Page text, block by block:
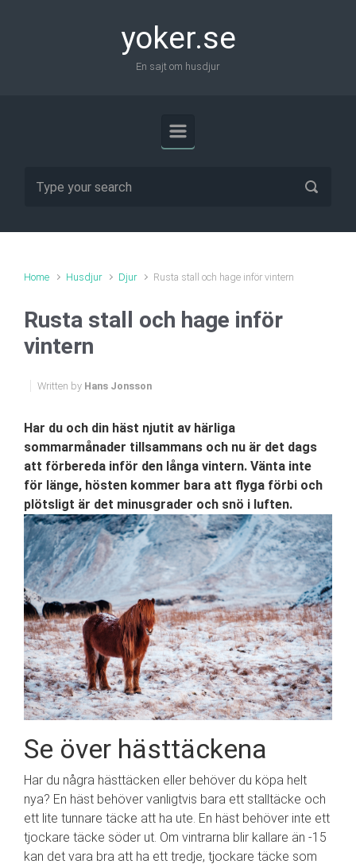
yoker.se
En sajt om husdjur
Home Husdjur Djur Rusta stall och hage inför vintern
Rusta stall och hage inför
vintern
Written by Hans Jonsson
Har du och din häst njutit av härliga
sommarmånader tillsammans och nu är det dags
att förbereda inför den långa vintern. Vänta inte
för länge, hösten kommer bara att flyga förbi och
plötsligt är det minusgrader och snö i luften.
Se över hästtäckena
Har du några hästtäcken eller behöver du köpa helt
nya? En häst behöver vanligtvis bara ett stalltäcke och
ett lite tunnare täcke att ha ute. En häst behöver inte ett
tjockare täcke söder ut. Om vintrarna blir kallare än -15
kan det vara bra att ha ett tredje, tjockare täcke som